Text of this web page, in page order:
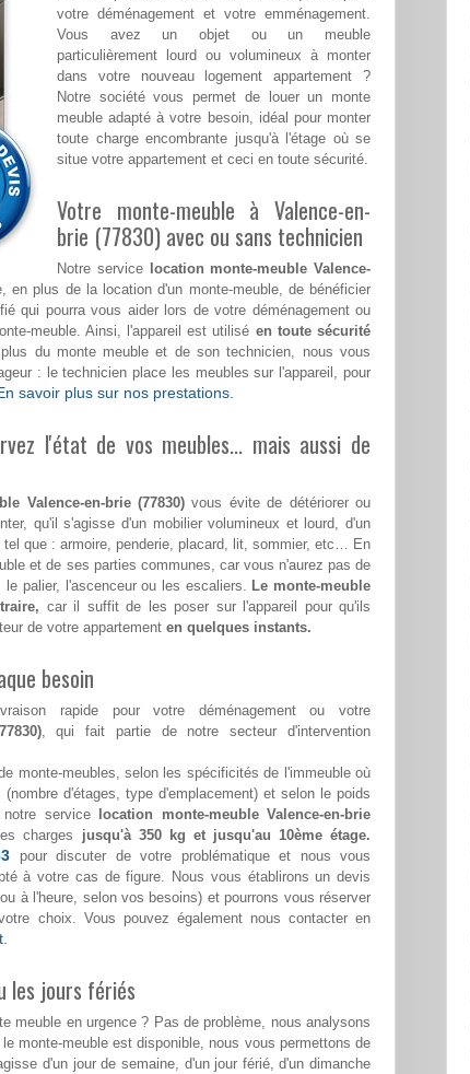
votre déménagement et votre emménagement.
Vous avez un objet ou un meuble
particulièrement lourd ou volumineux à monter
dans votre nouveau logement appartement ?
Notre société vous permet de louer un monte
meuble adapté à votre besoin, idéal pour monter
toute charge encombrante jusqu'à l'étage où se
situe votre appartement et ceci en toute sécurité.
Votre monte-meuble à Valence-en-
brie (77830) avec ou sans technicien
Notre service
location monte-meuble Valence-
en plus de la location d'un monte-meuble, de bénéficier
qui pourra vous aider lors de votre déménagement ou
meuble. Ainsi, l'appareil est utilisé en toute sécurité
du monte meuble et de son technicien, nous vous
: le technicien place les meubles sur l'appareil, pour
savoir plus sur nos prestations.
l'état de vos meubles... mais aussi de
Valence-en-brie (77830) vous évite de détériorer ou
qu'il s'agisse d'un mobilier volumineux et lourd, d'un
tel que : armoire, penderie, placard, lit, sommier, etc… En
et de ses parties communes, car vous n'aurez pas de
palier, l'ascenceur ou les escaliers. Le monte-meuble
car il suffit de les poser sur l'appareil pour qu'ils
de votre appartement en quelques instants.
besoin
rapide pour votre déménagement ou votre
, qui fait partie de notre secteur d'intervention
monte-meubles, selon les spécificités de l'immeuble où
d'étages, type d'emplacement) et selon le poids
service
location monte-meuble Valence-en-brie
charges jusqu'à 350 kg et jusqu'au 10ème étage.
pour discuter de votre problématique et nous vous
à votre cas de figure. Nous vous établirons un devis
à l'heure, selon vos besoins) et pourrons vous réserver
choix. Vous pouvez également nous contacter en
les jours fériés
meuble en urgence ? Pas de problème, nous analysons
monte-meuble est disponible, nous vous permettons de
d'un jour de semaine, d'un jour férié, d'un dimanche